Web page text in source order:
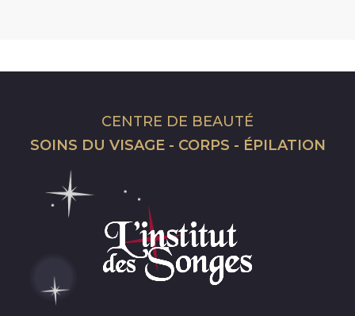
CENTRE DE BEAUTÉ
SOINS DU VISAGE - CORPS - ÉPILATION